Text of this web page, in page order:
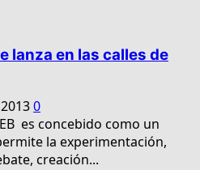
lanza en las calles de
0
es concebido como un
la experimentación,
creación...